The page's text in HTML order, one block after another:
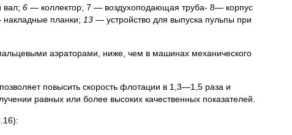
вал; 6 — коллектор; 7 — воздухоподающая труба- 8— корпус
планки; 13 — устройство для выпуска пульпы при
аэраторами, ниже, чем в машинах механического
повысить скорость флотации в 1,3—1,5 раза и
равных или более высоких качественных показателей.